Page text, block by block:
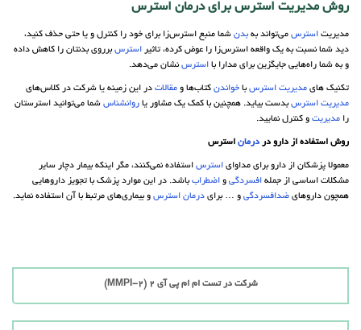
روشمدیریت استرس برایدرمان استرس
مدیریت استرس می‌تواند به بدن شما منبع استرس‌زا برای خود را کنترل و یا حتی حذف کنید،
دید شما نسبت به یک واقعه استرس‌زا را عوض کرده، تاثیر استرس برروی بدنتان را کاهش داده
و به شما راه‌هایی جایگزین برای مدارا با استرس نشان می‌دهد.
تکنیک های مدیریت استرس با خواندن کتاب‌ها و مقالات در این زمینه یا شرکت در کلاس‌های
مدیریت استرس بدست بیاید. همچنین با کمک یک مشاور یا روانشناس شما می‌توانید استرستان
را مدیریت و کنترل نمایید.
روش استفاده از دارو در درمان استرس
معمولا پزشکان از دارو برای مداوای استرس استفاده نمی‌کنند، مگر اینکه بیمار دچار سایر
مشکلات اساسی از جمله افسردگی و اضطراب باشد. در این موارد پزشک با تجویز داروهایی
همچون داروهای ضدافسردگی و … برای درمان استرس و بیماری‌های مرتبط با آن استفاده نماید.
شرکت در تست ام ام پی آی 2 (MMPI-2)